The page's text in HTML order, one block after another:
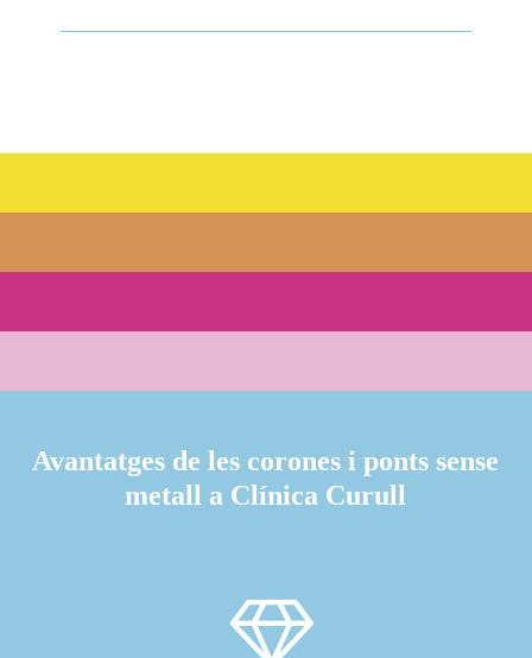
Avantatges de les corones i ponts sense
metall a Clínica Curull